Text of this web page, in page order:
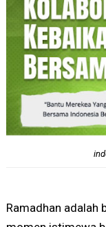
Ramadhan adalah